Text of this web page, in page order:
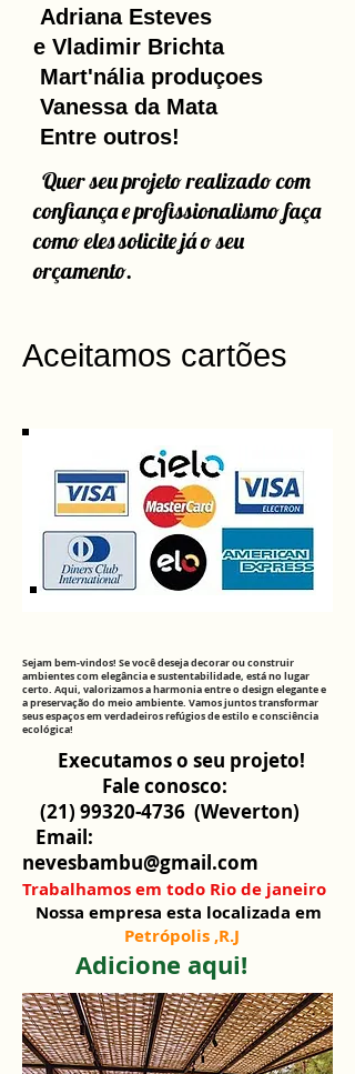
Adriana Esteves
e Vladimir Brichta
Mart'nália produçoes
Vanessa da Mata
Entre outros!
Quer seu projeto realizado com
confiança e profissionalismo faça
como eles solicite já o seu
orçamento.
Aceitamos cartões
Sejam bem-vindos! Se você deseja decorar ou construir
ambientes com elegância e sustentabilidade, está no lugar
certo. Aqui, valorizamos a harmonia entre o design elegante e
a preservação do meio ambiente. Vamos juntos transformar
seus espaços em verdadeiros refúgios de estilo e consciência
ecológica!
Executamos o seu projeto!
Fale conosco:
(21) 99320-4736 (Weverton)
Email:
nevesbambu@gmail.com
Trabalhamos em todo Rio de janeiro
Nossa empresa esta localizada em
Petrópolis ,R.J
Adicione aqui!